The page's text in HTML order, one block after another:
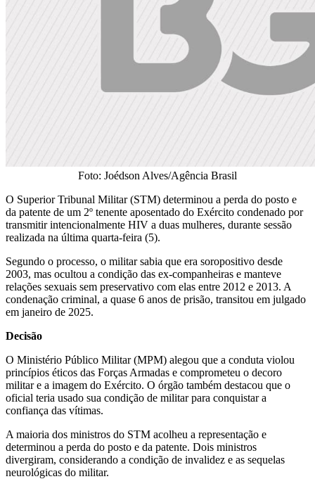
Foto: Joédson Alves/Agência Brasil
O Superior Tribunal Militar (STM) determinou a perda do posto e
da patente de um 2º tenente aposentado do Exército condenado por
transmitir intencionalmente HIV a duas mulheres, durante sessão
realizada na última quarta-feira (5).
Segundo o processo, o militar sabia que era soropositivo desde
2003, mas ocultou a condição das ex-companheiras e manteve
relações sexuais sem preservativo com elas entre 2012 e 2013. A
condenação criminal, a quase 6 anos de prisão, transitou em julgado
em janeiro de 2025.
Decisão
O Ministério Público Militar (MPM) alegou que a conduta violou
princípios éticos das Forças Armadas e comprometeu o decoro
militar e a imagem do Exército. O órgão também destacou que o
oficial teria usado sua condição de militar para conquistar a
confiança das vítimas.
A maioria dos ministros do STM acolheu a representação e
determinou a perda do posto e da patente. Dois ministros
divergiram, considerando a condição de invalidez e as sequelas
neurológicas do militar.